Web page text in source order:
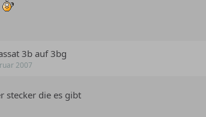
3b auf 3bg
2007
stecker die es gibt